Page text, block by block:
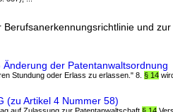
und
Änderung der Patentanwaltsordnung
Stundung oder Erlass zu erlassen." 8. § 14
(zu Artikel 4 Nummer 58)